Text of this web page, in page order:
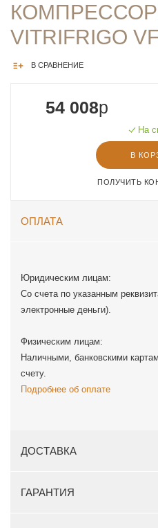
VITRIFRIGO
В СРАВНЕНИЕ
54 008p
На
В
ПОЛУЧИТЬ
ОПЛАТА
Юридическим лицам:
Со счета по указанным
электронные деньги).
Физическим лицам:
Наличными, банковскими
счету.
Подробнее об оплате
ДОСТАВКА
ГАРАНТИЯ